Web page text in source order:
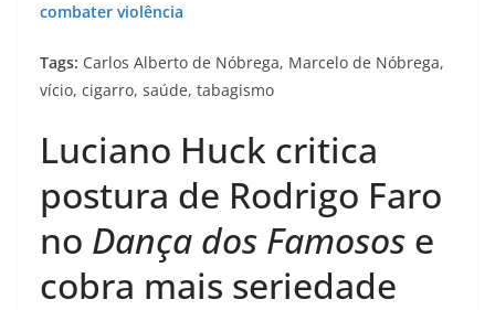
combater violência
Tags: Carlos Alberto de Nóbrega, Marcelo de Nóbrega,
vício, cigarro, saúde, tabagismo
Luciano Huck critica
postura de Rodrigo Faro
no Dança dos Famosos e
cobra mais seriedade